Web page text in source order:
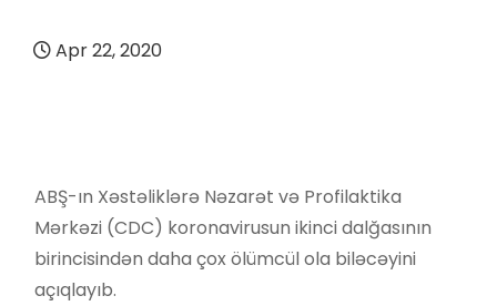
Apr 22, 2020
ABŞ-ın Xəstəliklərə Nəzarət və Profilaktika
Mərkəzi (CDC) koronavirusun ikinci dalğasının
birincisindən daha çox ölümcül ola biləcəyini
açıqlayıb.